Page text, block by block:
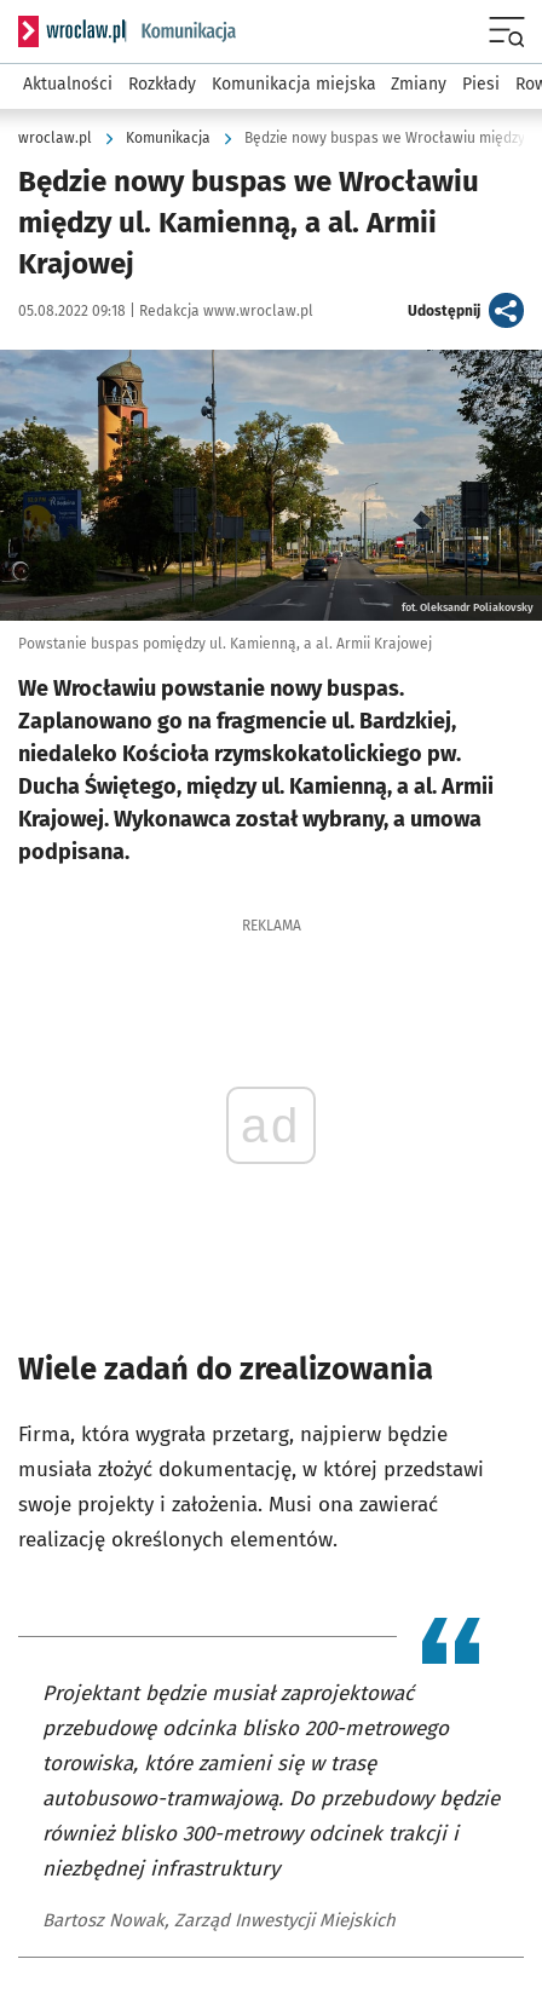
Serwis informacyjny wroclaw.pl podserwis: Komunikacja
Aktualności Rozkłady Komunikacja miejska Zmiany Piesi
wroclaw.pl Komunikacja Będzie nowy buspas we Wrocławiu między
Będzie nowy buspas we Wrocławiu
między ul. Kamienną, a al. Armii
Krajowej
Data publikacji:
05.08.2022 09:18 | Autor:
Redakcja www.wroclaw.pl Udostępnijartykuł
Kliknij, aby powiększyć
fot. Oleksandr Poliakovsky
Powstanie buspas pomiędzy ul. Kamienną, a al. Armii Krajowej
We Wrocławiu powstanie nowy buspas.
Zaplanowano go na fragmencie ul. Bardzkiej,
niedaleko Kościoła rzymskokatolickiego pw.
Ducha Świętego, między ul. Kamienną, a al. Armii
Krajowej. Wykonawca został wybrany, a umowa
podpisana.
REKLAMA
ad
Wiele zadań do zrealizowania
Firma, która wygrała przetarg, najpierw będzie
musiała złożyć dokumentację, w której przedstawi
swoje projekty i założenia. Musi ona zawierać
realizację określonych elementów.
Projektant będzie musiał zaprojektować
przebudowę odcinka blisko 200-metrowego
torowiska, które zamieni się w trasę
autobusowo-tramwajową. Do przebudowy będzie
również blisko 300-metrowy odcinek trakcji i
niezbędnej infrastruktury
Bartosz Nowak, Zarząd Inwestycji Miejskich